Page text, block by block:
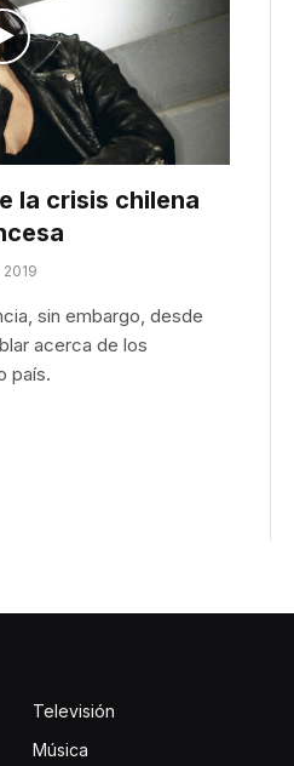
la crisis chilena
sin embargo, desde
acerca de los
país.
Televisión
Música